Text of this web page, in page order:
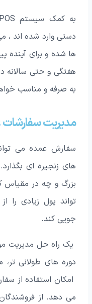
دستی وارد شده اند ،
ها شده و برای آینده
هفتگی و حتی سالانه
به صرفه و مناسب
مدیریت سفارشات
سفارش عمده می
های زنجیره ای
بزرگ و چه در
تواند پول زیادی را
جویی کند.
یک راه حل مدیریت
دوره های طولانی تر،
امکان استفاده از
می دهد. از